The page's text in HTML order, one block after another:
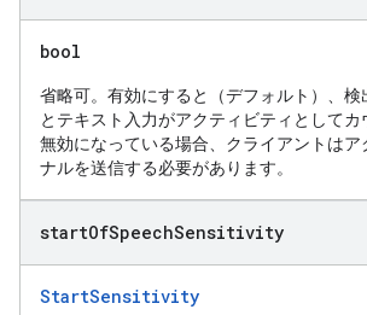
bool
省略可。有効にすると（デフォルト）、検
とテキスト入力がアクティビティとしてカ
無効になっている場合、クライアントはア
ナルを送信する必要があります。
startOfSpeechSensitivity
StartSensitivity